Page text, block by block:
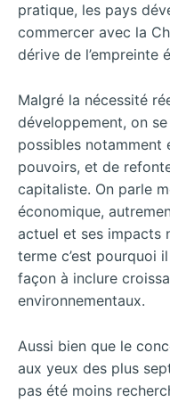
pratique, les pays
commercer avec la
dérive de l’empreinte
Malgré la nécessité
développement, on
possibles notamment
pouvoirs, et de
capitaliste. On parle
économique,
actuel et ses impacts
terme c’est pourquoi
façon à inclure
environnementaux.
Aussi bien que le
aux yeux des plus
pas été moins